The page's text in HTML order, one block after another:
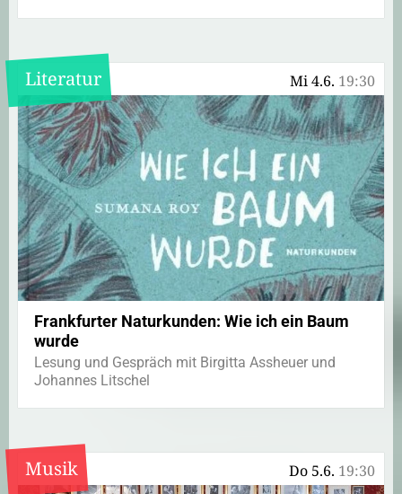
Mi 4.6. 19:30
Literatur
Frankfurter Naturkunden: Wie ich ein Baum
wurde
Lesung und Gespräch mit Birgitta Assheuer und
Johannes Litschel
Do 5.6. 19:30
Musik